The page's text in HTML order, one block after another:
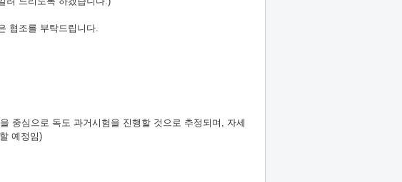
협조를 부탁드립니다.
중심으로 독도 과거시험을 진행할 것으로 추정되며, 자세
예정임)